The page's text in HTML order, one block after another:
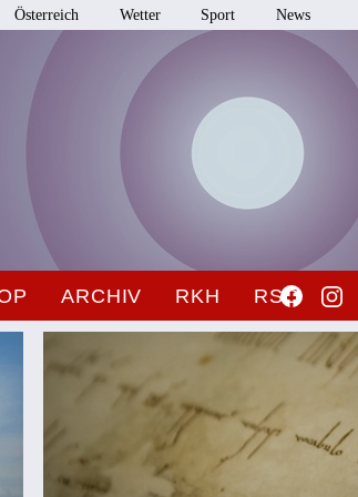
Österreich Wetter Sport News
ARCHIV RKH RSO